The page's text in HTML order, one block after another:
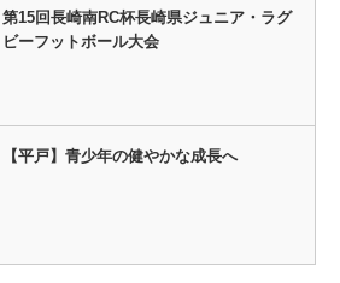
第15回長崎南RC杯長崎県ジュニア・ラグ
ビーフットボール大会
【平戸】青少年の健やかな成長へ